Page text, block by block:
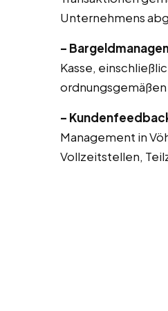
Unternehmens
–
Kasse,
–
Management in
Vollzeitstellen,